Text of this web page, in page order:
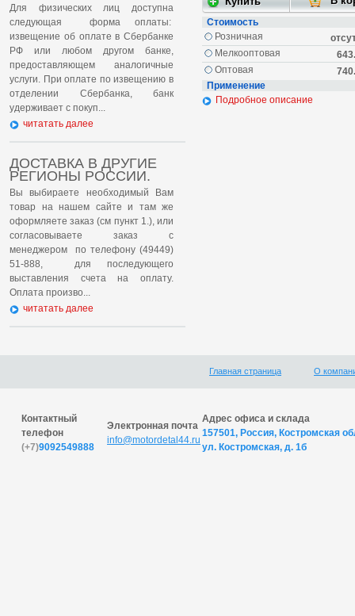
Для физических лиц доступна
следующая форма оплаты:
извещение об оплате в Сбербанке
РФ или любом другом банке,
предоставляющем аналогичные
услуги. При оплате по извещению в
отделении Сбербанка, банк
удерживает с покуп...
читатать далее
ДОСТАВКА В ДРУГИЕ
РЕГИОНЫ РОССИИ.
Вы выбираете необходимый Вам
товар на нашем сайте и там же
оформляете заказ (см пункт 1.), или
согласовываете заказ с
менеджером по телефону (49449)
51-888, для последующего
выставления счета на оплату.
Оплата произво...
читатать далее
Стоимость
Розничная
Мелкооптовая
Оптовая
Применение
Подробное описание
Главная страница О
Контактный
телефон
(+7)9092549888
Электронная почта
info@motordetal44.ru
Адрес офиса и склада
157501, Россия, Костромская
ул. Костромская, д. 1б